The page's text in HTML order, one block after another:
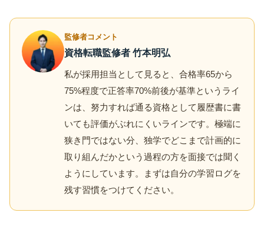
監修者コメント
資格転職監修者 竹本明弘
私が採用担当として見ると、合格率65から
75%程度で正答率70%前後が基準というライ
ンは、努力すれば通る資格として履歴書に書
いても評価がぶれにくいラインです。極端に
狭き門ではない分、独学でどこまで計画的に
取り組んだかという過程の方を面接では聞く
ようにしています。まずは自分の学習ログを
残す習慣をつけてください。